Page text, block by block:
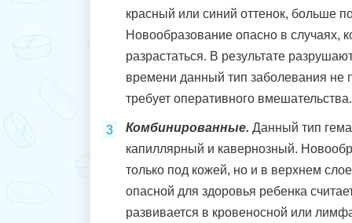
красный или синий оттенок, больше
Новообразование опасно в случаях,
разрастаться. В результате
времени данный тип заболевания не
требует оперативного вмешательства.
Комбинированные. Данный тип
капиллярный и кавернозный.
только под кожей, но и в верхнем
опасной для здоровья ребенка
развивается в кровеносной или